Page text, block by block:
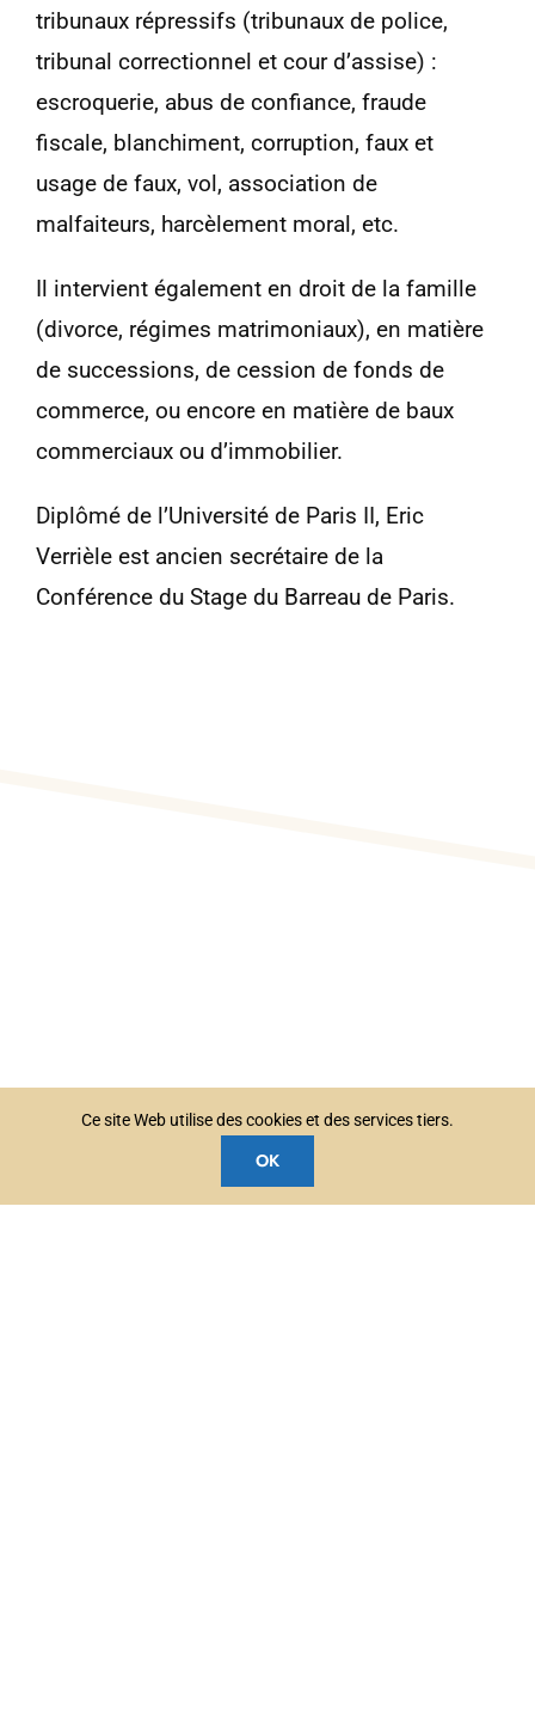
tribunaux répressifs (tribunaux de police,
tribunal correctionnel et cour d’assise) :
escroquerie, abus de confiance, fraude
fiscale, blanchiment, corruption, faux et
usage de faux, vol, association de
malfaiteurs, harcèlement moral, etc.
Il intervient également en droit de la famille
(divorce, régimes matrimoniaux), en matière
de successions, de cession de fonds de
commerce, ou encore en matière de baux
commerciaux ou d’immobilier.
Diplômé de l’Université de Paris II, Eric
Verrièle est ancien secrétaire de la
Conférence du Stage du Barreau de Paris.
Ce site Web utilise des cookies et des services tiers.
OK